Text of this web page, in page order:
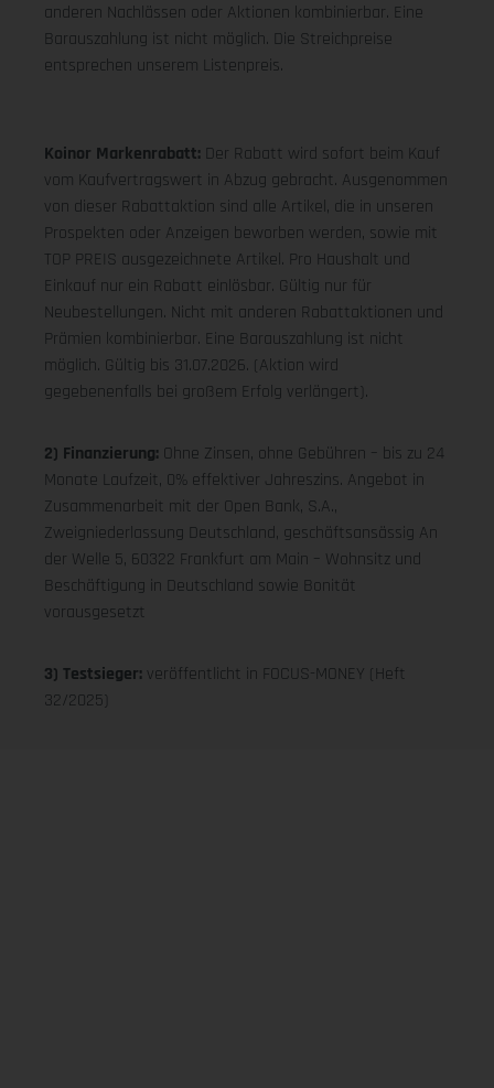
anderen Nachlässen oder Aktionen kombinierbar. Eine
Barauszahlung ist nicht möglich. Die Streichpreise
entsprechen unserem Listenpreis.
Koinor Markenrabatt: Der Rabatt wird sofort beim Kauf
vom Kaufvertragswert in Abzug gebracht. Ausgenommen
von dieser Rabattaktion sind alle Artikel, die in unseren
Prospekten oder Anzeigen beworben werden, sowie mit
TOP PREIS ausgezeichnete Artikel. Pro Haushalt und
Einkauf nur ein Rabatt einlösbar. Gültig nur für
Neubestellungen. Nicht mit anderen Rabattaktionen und
Prämien kombinierbar. Eine Barauszahlung ist nicht
möglich. Gültig bis 31.07.2026. (Aktion wird
gegebenenfalls bei großem Erfolg verlängert).
2) Finanzierung: Ohne Zinsen, ohne Gebühren – bis zu 24
Monate Laufzeit, 0% effektiver Jahreszins. Angebot in
Zusammenarbeit mit der Open Bank, S.A.,
Zweigniederlassung Deutschland, geschäftsansässig An
der Welle 5, 60322 Frankfurt am Main – Wohnsitz und
Beschäftigung in Deutschland sowie Bonität
vorausgesetzt
3) Testsieger: veröffentlicht in FOCUS-MONEY (Heft
32/2025)